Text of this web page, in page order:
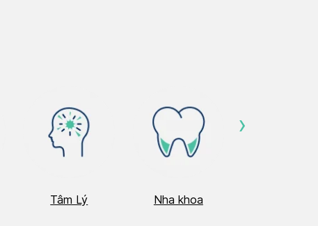
Tâm Lý Nha khoa
›